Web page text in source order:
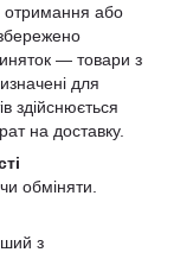
отримання або
— товари з
для
здійснюється
на доставку.
обміняти.
з